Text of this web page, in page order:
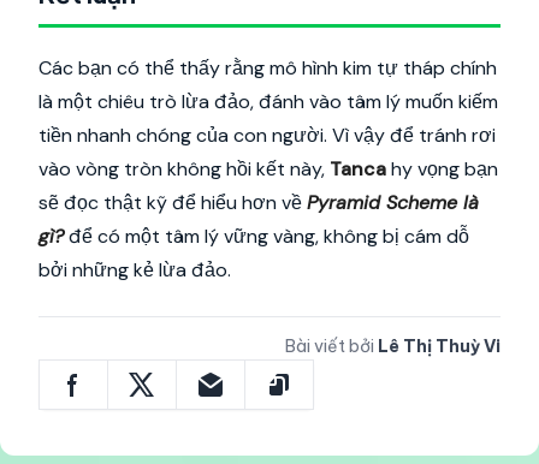
Các bạn có thể thấy rằng mô hình kim tự tháp chính
là một chiêu trò lừa đảo, đánh vào tâm lý muốn kiếm
tiền nhanh chóng của con người. Vì vậy để tránh rơi
vào vòng tròn không hồi kết này, Tancahy vọng bạn
sẽ đọc thật kỹ để hiểu hơn vềPyramid Scheme là
gì?để có một tâm lý vững vàng, không bị cám dỗ
bởi những kẻ lừa đảo.
Bài viết bởi Lê Thị Thuỳ Vi